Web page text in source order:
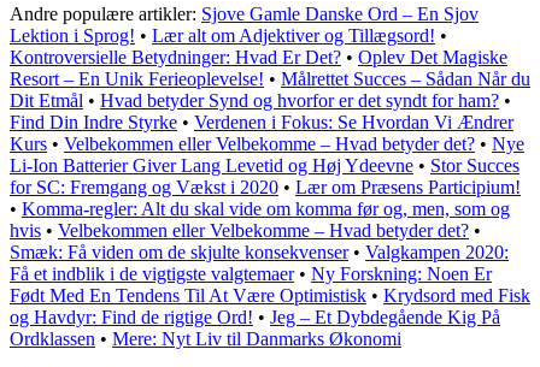
Andre populære artikler: Sjove Gamle Danske Ord – En Sjov
Lektion i Sprog! • Lær alt om Adjektiver og Tillægsord! •
Kontroversielle Betydninger: Hvad Er Det? • Oplev Det Magiske
Resort – En Unik Ferieoplevelse! • Målrettet Succes – Sådan Når du
Dit Etmål • Hvad betyder Synd og hvorfor er det syndt for ham? •
Find Din Indre Styrke • Verdenen i Fokus: Se Hvordan Vi Ændrer
Kurs • Velbekommen eller Velbekomme – Hvad betyder det? • Nye
Li-Ion Batterier Giver Lang Levetid og Høj Ydeevne • Stor Succes
for SC: Fremgang og Vækst i 2020 • Lær om Præsens Participium!
• Komma-regler: Alt du skal vide om komma før og, men, som og
hvis • Velbekommen eller Velbekomme – Hvad betyder det? •
Smæk: Få viden om de skjulte konsekvenser• Valgkampen 2020:
Få et indblik i de vigtigste valgtemaer• Ny Forskning: Noen Er
Født Med En Tendens Til At Være Optimistisk • Krydsord med Fisk
og Havdyr: Find de rigtige Ord! • Jeg – Et Dybdegående Kig På
Ordklassen • Mere: Nyt Liv til Danmarks Økonomi